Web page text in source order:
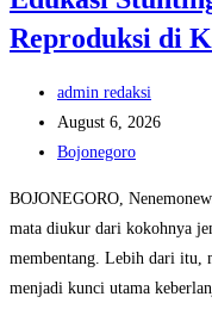
dan
Warga
Drainase
demi
Keawetan
Jalan
Desa
Reproduksi di
Post
author:
admin redaksi
Post
published:
August 6, 2026
Post
Bojonegoro
BOJONEGORO,
mata diukur dari kokohnya
membentang. Lebih dari itu,
menjadi kunci utama